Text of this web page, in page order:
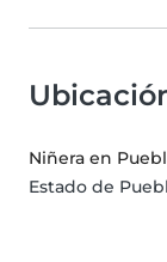
Niñera en
Estado de